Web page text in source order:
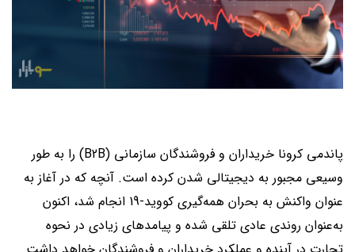
پاندمی کرونا خریداران و فروشندگان سازمانی (B2B) را به طور
وسیعی مجبور به دیجیتالی شدن کرده است. آنچه که در آغاز به
عنوان واکنش به بحران همه‌گیری کووید-19 انجام شد، اکنون
به‌عنوان روندی عادی تلقی شده و پیامدهای زیادی در نحوه